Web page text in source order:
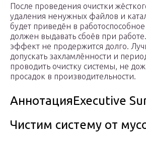
После проведения очистки
удаления ненужных файлов и
будет приведён в
должен выдавать сбоёв при
эффект не продержится долго.
допускать захламлённости и
проводить очистку системы, не
просадок в производительности.
АннотацияExecutive
Чистим систему от